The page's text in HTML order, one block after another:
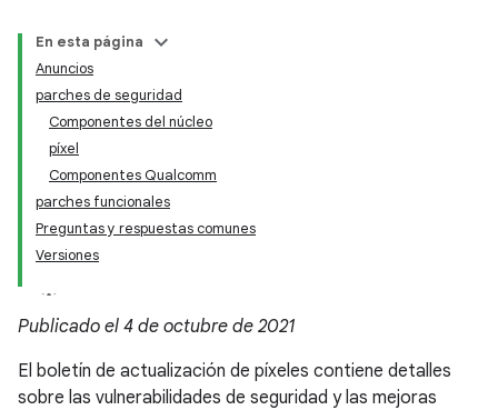
En esta página
Anuncios
parches de seguridad
Componentes del núcleo
píxel
Componentes Qualcomm
parches funcionales
Preguntas y respuestas comunes
Versiones
Publicado el 4 de octubre de 2021
El boletín de actualización de píxeles contiene detalles
sobre las vulnerabilidades de seguridad y las mejoras